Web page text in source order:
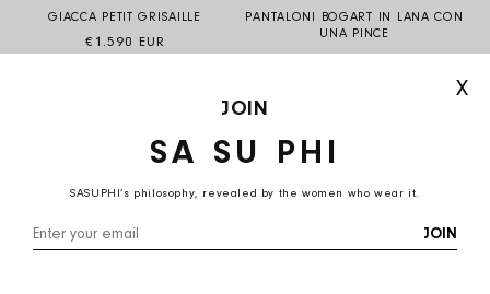
X
JOIN
SA SU PHI
SASUPHI’s philosophy, revealed by the women who wear it.
JOIN
GIACCA PETIT GRISAILLE
Prezzo di listino
€1.590 EUR
PANTALONI BOGART IN LANA CON
UNA PINCE
Prezzo di listino
€990 EUR